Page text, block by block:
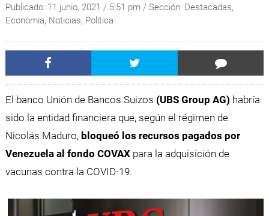
Publicado: 11 junio, 2021 / 5:51 pm / Sección: Destacadas,
Economia, Noticias, Política
El banco Unión de Bancos Suizos (UBS Group AG) habría
sido la entidad financiera que, según el régimen de
Nicolás Maduro,bloqueó los recursos pagados por
Venezuela al fondo COVAXpara la adquisición de
vacunas contra la COVID-19.